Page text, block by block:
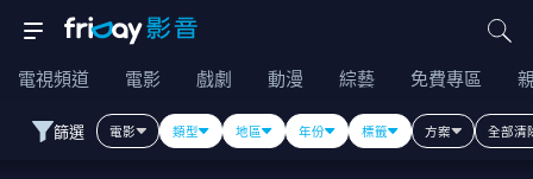
電視頻道 電影 戲劇 動漫 綜藝 免費專區
篩選 電影 類型 地區 年份 標籤 方案 全部清